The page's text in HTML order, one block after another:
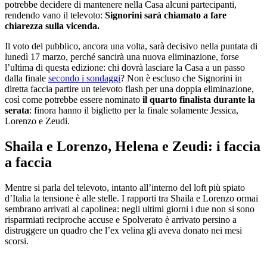
potrebbe decidere di mantenere nella Casa alcuni partecipanti,
rendendo vano il televoto: Signorini sarà chiamato a fare
chiarezza sulla vicenda.
Il voto del pubblico, ancora una volta, sarà decisivo nella puntata di
lunedì 17 marzo, perché sancirà una nuova eliminazione, forse
l’ultima di questa edizione: chi dovrà lasciare la Casa a un passo
dalla finale secondo i sondaggi? Non è escluso che Signorini in
diretta faccia partire un televoto flash per una doppia eliminazione,
così come potrebbe essere nominato il quarto finalista durante la
serata: finora hanno il biglietto per la finale solamente Jessica,
Lorenzo e Zeudi.
Shaila e Lorenzo, Helena e Zeudi: i faccia
a faccia
Mentre si parla del televoto, intanto all’interno del loft più spiato
d’Italia la tensione è alle stelle. I rapporti tra Shaila e Lorenzo ormai
sembrano arrivati al capolinea: negli ultimi giorni i due non si sono
risparmiati reciproche accuse e Spolverato è arrivato persino a
distruggere un quadro che l’ex velina gli aveva donato nei mesi
scorsi.